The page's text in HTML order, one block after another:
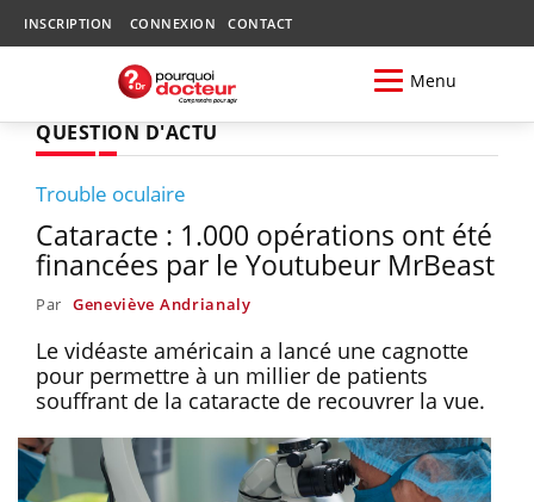
INSCRIPTION CONNEXION CONTACT
Menu
QUESTION D'ACTU
Trouble oculaire
Cataracte : 1.000 opérations ont été
financées par le Youtubeur MrBeast
Par Geneviève Andrianaly
Le vidéaste américain a lancé une cagnotte
pour permettre à un millier de patients
souffrant de la cataracte de recouvrer la vue.